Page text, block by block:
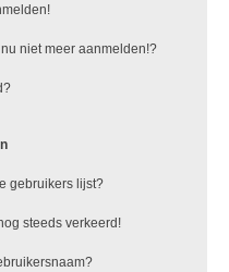
niet meer aanmelden!?
gebruikers lijst?
steeds verkeerd!